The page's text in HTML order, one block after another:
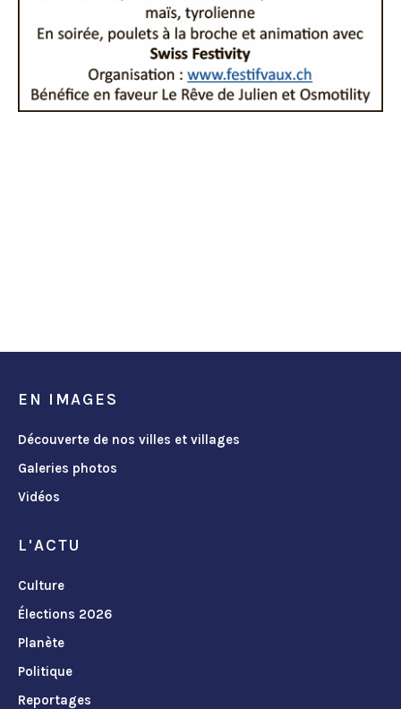
EN IMAGES
Découverte de nos villes et villages
Galeries photos
Vidéos
L'ACTU
Culture
Élections 2026
Planète
Politique
Reportages